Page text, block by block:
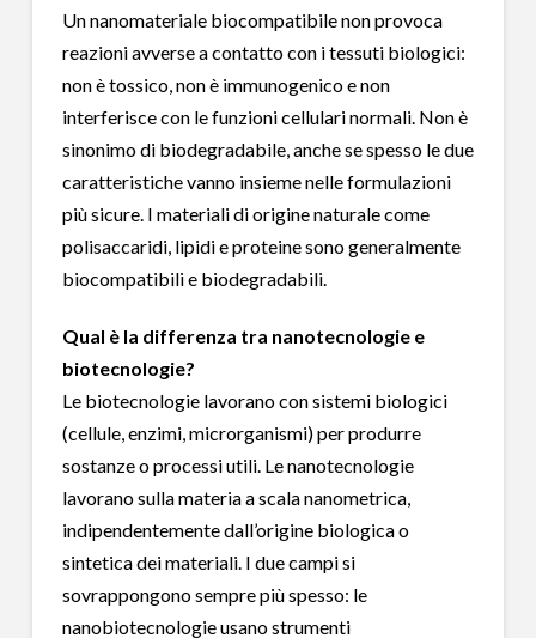
Un nanomateriale biocompatibile non provoca
reazioni avverse a contatto con i tessuti biologici:
non è tossico, non è immunogenico e non
interferisce con le funzioni cellulari normali. Non è
sinonimo di biodegradabile, anche se spesso le due
caratteristiche vanno insieme nelle formulazioni
più sicure. I materiali di origine naturale come
polisaccaridi, lipidi e proteine sono generalmente
biocompatibili e biodegradabili.
Qual è la differenza tra nanotecnologie e
biotecnologie?
Le biotecnologie lavorano con sistemi biologici
(cellule, enzimi, microrganismi) per produrre
sostanze o processi utili. Le nanotecnologie
lavorano sulla materia a scala nanometrica,
indipendentemente dall’origine biologica o
sintetica dei materiali. I due campi si
sovrappongono sempre più spesso: le
nanobiotecnologie usano strumenti